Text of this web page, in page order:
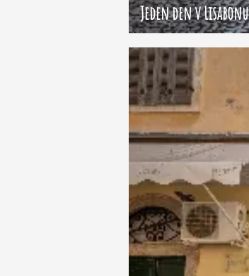
Jeden den v Lisabonu